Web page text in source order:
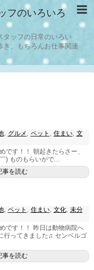
フのいろいろ
タッフの日常のいろい
き、もちろんお仕事関連
, グルメ ペット 住まい, 文
す！！ 朝起きたらさー、
) ものもらいがで...
事を読む
, ペット 住まい, 文化, 未分
す！！ 昨日は動物病院へ
行ってきました♫ センベルゴ
事を読む